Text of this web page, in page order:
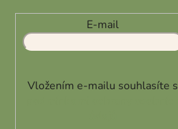
E-mail
Vložením e-mailu souhlasíte s